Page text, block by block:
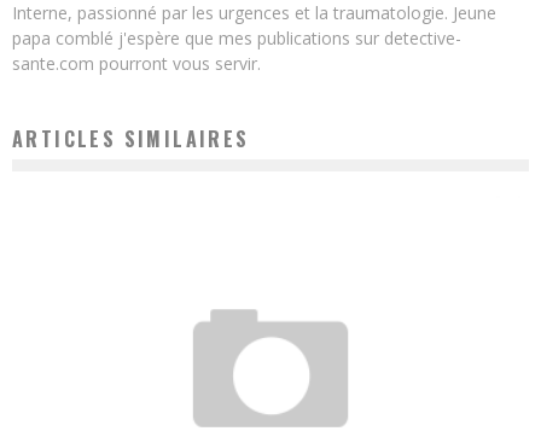
Interne, passionné par les urgences et la traumatologie. Jeune
papa comblé j'espère que mes publications sur detective-
sante.com pourront vous servir.
ARTICLES SIMILAIRES